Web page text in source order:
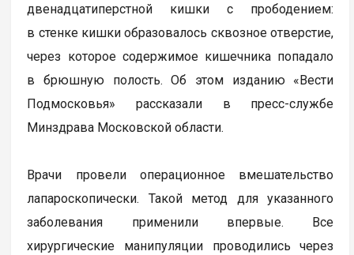
двенадцатиперстной кишки с прободением:
в стенке кишки образовалось сквозное отверстие,
через которое содержимое кишечника попадало
в брюшную полость. Об этом изданию «Вести
Подмосковья» рассказали в пресс-службе
Минздрава Московской области.
Врачи провели операционное вмешательство
лапароскопически. Такой метод для указанного
заболевания применили впервые. Все
хирургические манипуляции проводились через